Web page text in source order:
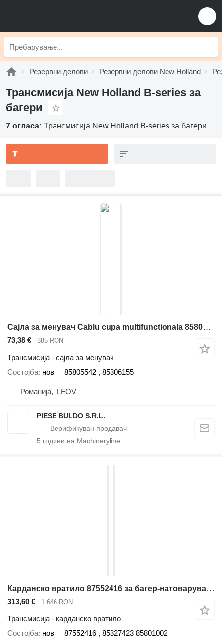
Резервни делови Резервни делови New Holland
Трансмисија New Holland B-series за
багери
7 огласа: Трансмисија New Holland B-series за багери
Сајла за менувач Cablu cupa multifunctionala 85805542 за багер-натоварувач New Holland B100 , B110 , B200 , B95 FB100 , FB100.2 , FB110 , FB110.2 , FB200 , FB200.2 , FB90 , FB90.2 , LB110 , LB110.B , LB115 , LB115.B , LB75 , LB75.B , LB85 , LB90 , LB90.B , LB95.B NH75 , NH85 , NH95 , B90.B , B100.B , B110.B , B115.B , 695SM
73,38 € 385 RON
Трансмисија - сајла за менувач
Состојба нов 85805542 , 85806155
Романија, ILFOV
PIESE BULDO S.R.L.
5 години на Machineryline
Карданско вратило 87552416 за багер-натоварувач New Holland LB115 , B115 , LB110 , B110 , LB90 , LB95
313,60 € 1.646 RON
Трансмисија - карданско вратило
Состојба нов 87552416 , 85827423 85801002